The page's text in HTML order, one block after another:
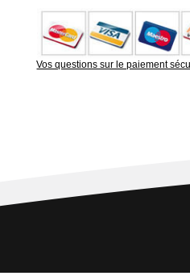
Vos questions sur le paiement